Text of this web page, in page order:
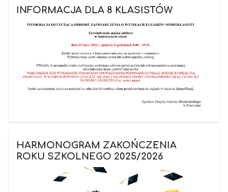
INFORMACJA DLA 8 KLASISTÓW
HARMONOGRAM ZAKOŃCZENIA
ROKU SZKOLNEGO 2025/2026